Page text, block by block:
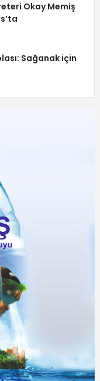
Okay Memiş
Sağanak için